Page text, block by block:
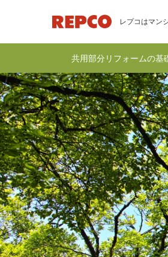
ン
ン
テ
ン
ツ
に
移
動
レプコはマン
main-
kyoyo
共用部分リフォームの基